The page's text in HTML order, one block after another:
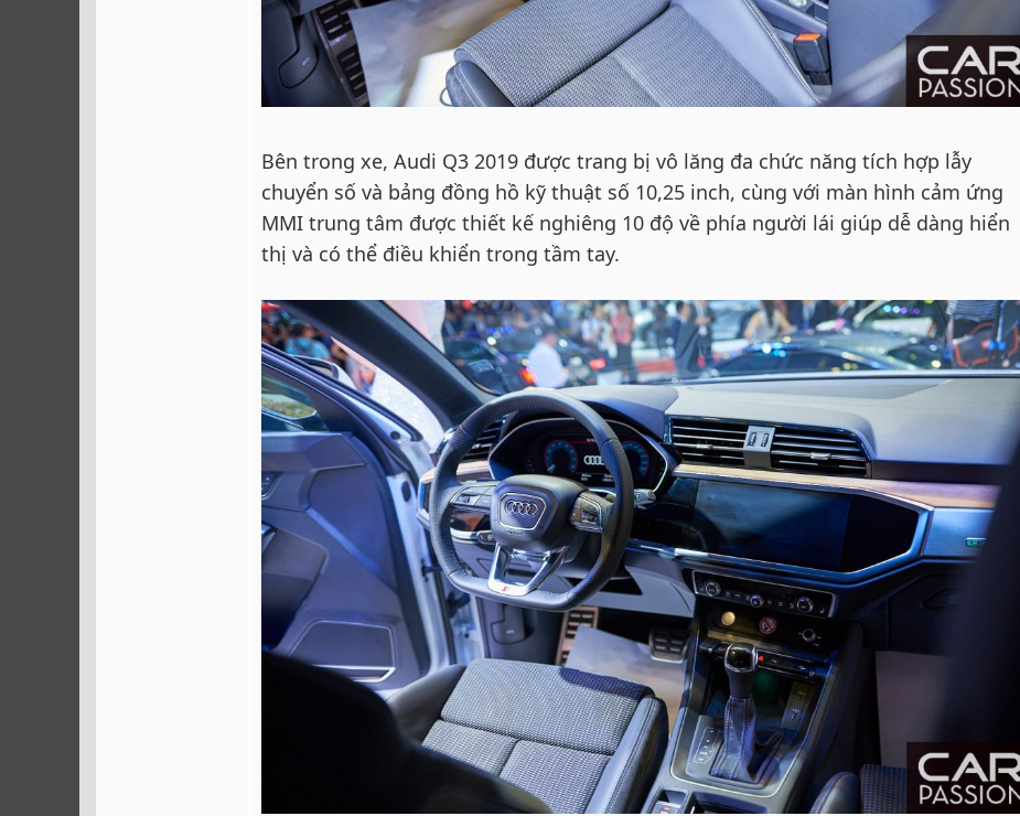
Bên trong xe, Audi Q3 2019 được trang bị vô lăng đa chức năng tích hợp lẫy
chuyển số và bảng đồng hồ kỹ thuật số 10,25 inch, cùng với màn hình cảm ứng
MMI trung tâm được thiết kế nghiêng 10 độ về phía người lái giúp dễ dàng hiển
thị và có thể điều khiển trong tầm tay.